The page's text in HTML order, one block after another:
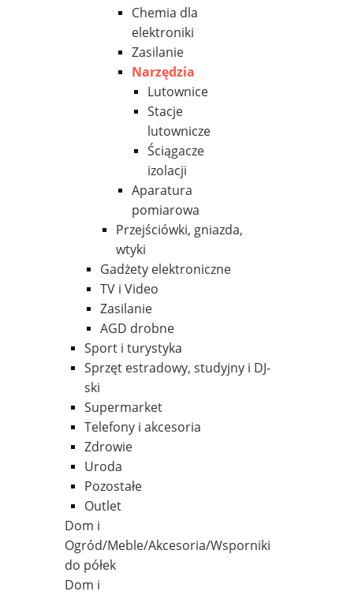
Chemia dla
elektroniki
Zasilanie
Narzędzia
Lutownice
Stacje
lutownicze
Ściągacze
izolacji
Aparatura
pomiarowa
Przejściówki, gniazda,
wtyki
Gadżety elektroniczne
TV i Video
Zasilanie
AGD drobne
Sport i turystyka
Sprzęt estradowy, studyjny i DJ-
ski
Supermarket
Telefony i akcesoria
Zdrowie
Uroda
Pozostałe
Outlet
Dom i
Ogród/Meble/Akcesoria/Wsporniki
do półek
Dom i